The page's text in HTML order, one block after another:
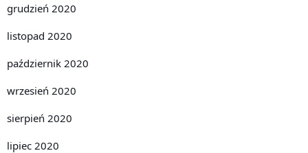
grudzień 2020
listopad 2020
październik 2020
wrzesień 2020
sierpień 2020
lipiec 2020